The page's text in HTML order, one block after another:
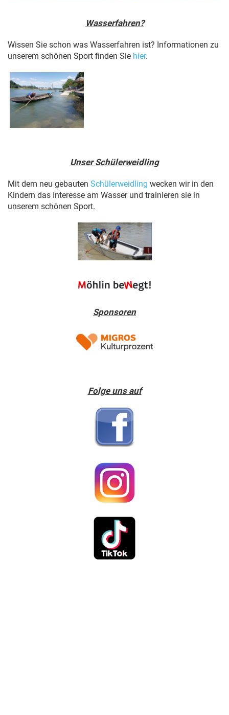
Wasserfahren?
Wissen Sie schon was Wasserfahren ist? Informationen zu
unserem schönen Sport finden Sie hier.
Unser Schülerweidling
Mit dem neu gebauten Schülerweidling wecken wir in den
Kindern das Interesse am Wasser und trainieren sie in
unserem schönen Sport.
Sponsoren
Folge uns auf